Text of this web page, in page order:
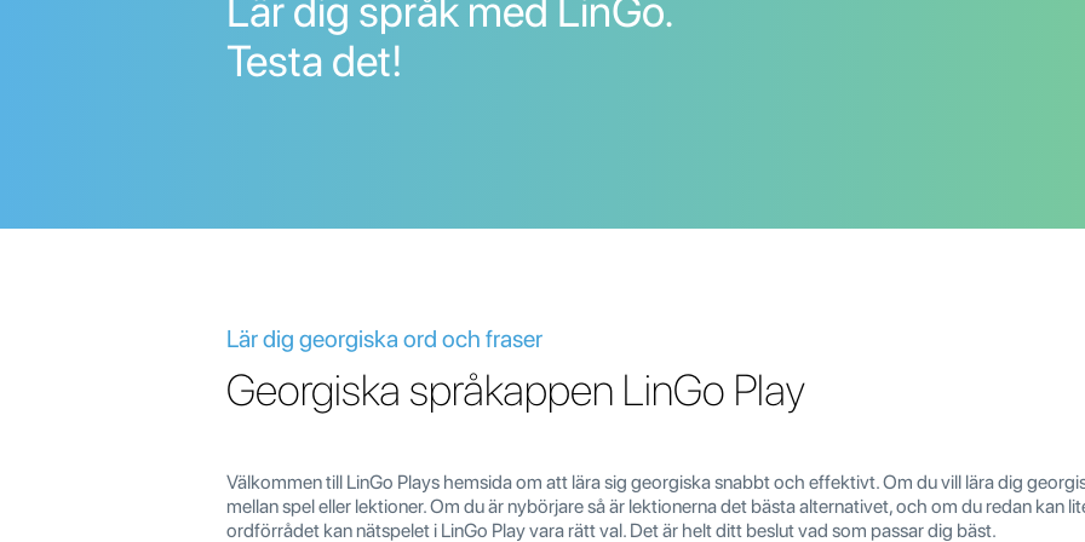
Lär dig språk med LinGo.
Testa det!
Lär dig georgiska ord och fraser
Georgiska språkappen LinGo Play
Välkommen till LinGo Plays hemsida om att lära sig georgiska snabbt och effektivt. Om du vill lära dig
mellan spel eller lektioner. Om du är nybörjare så är lektionerna det bästa alternativet, och om du redan kan
ordförrådet kan nätspelet i LinGo Play vara rätt val. Det är helt ditt beslut vad som passar dig bäst.